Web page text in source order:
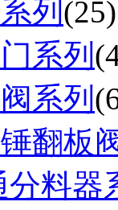
列 (25)
系列 (
系列 (
翻板
料器